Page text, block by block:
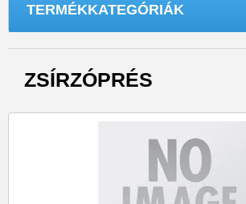
TERMÉKKATEGÓRIÁK
ZSÍRZÓPRÉS